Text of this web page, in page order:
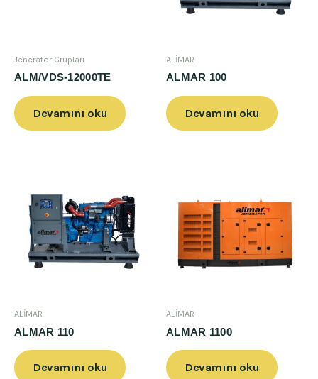
Jeneratör Grupları
ALM/VDS-12000TE
Devamını oku
ALİMAR
ALMAR 100
Devamını oku
ALİMAR
ALMAR 110
Devamını oku
ALİMAR
ALMAR 1100
Devamını oku